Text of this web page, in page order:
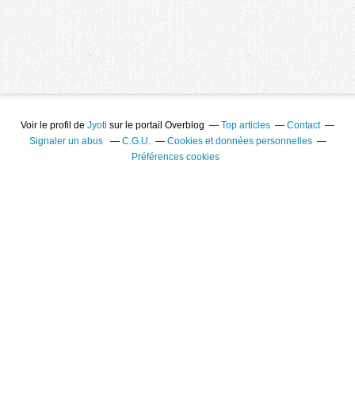
Voir le profil de Jyoti sur le portail Overblog Top articles
Contact
Signaler un abus
C.G.U.
Cookies et données personnelles
Préférences cookies